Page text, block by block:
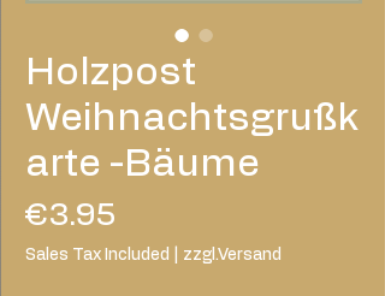
Holzpost
Weihnachtsgrußk
arte -Bäume
€3.95
Sales Tax Included zzgl.Versand